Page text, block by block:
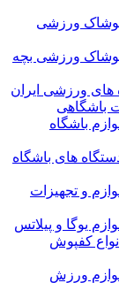
پوشاک ورزشی
پوشاک ورزشی بچه
های ورزشی ایران
باشگاهی
باشگاه
های باشگاه
و تجهیزات
یوگا و پیلاتس
کفپوش
ورزش